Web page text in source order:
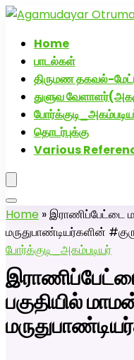
Home
பாடல்கள்
திருமண தகவல்-
துளுவ
தொடர்புக்கு
Various
Home »இராணிப்பேட்டை
மருதுபாண்டியர்களின்
போர்க்குடி_அகம்படியர்
பகுதியில்
அகமுடையார் திருமண